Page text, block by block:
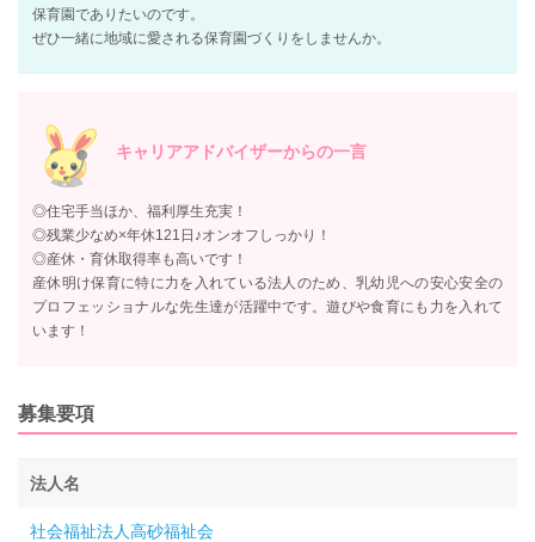
保育園でありたいのです。
ぜひ一緒に地域に愛される保育園づくりをしませんか。
キャリアアドバイザーからの一言
◎住宅手当ほか、福利厚生充実！
◎残業少なめ×年休121日♪オンオフしっかり！
◎産休・育休取得率も高いです！
産休明け保育に特に力を入れている法人のため、乳幼児への安心安全の
プロフェッショナルな先生達が活躍中です。遊びや食育にも力を入れて
います！
募集要項
法人名
社会福祉法人高砂福祉会